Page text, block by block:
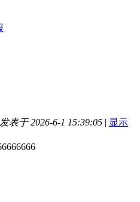
发表于 2026-6-1 15:39:05 | 显示